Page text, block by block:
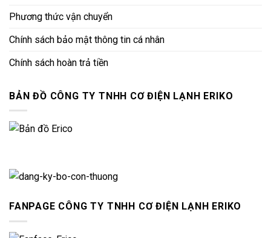
Phương thức vận chuyển
Chính sách bảo mật thông tin cá nhân
Chính sách hoàn trả tiền
BẢN ĐỒ CÔNG TY TNHH CƠ ĐIỆN LẠNH ERIKO
FANPAGE CÔNG TY TNHH CƠ ĐIỆN LẠNH ERIKO